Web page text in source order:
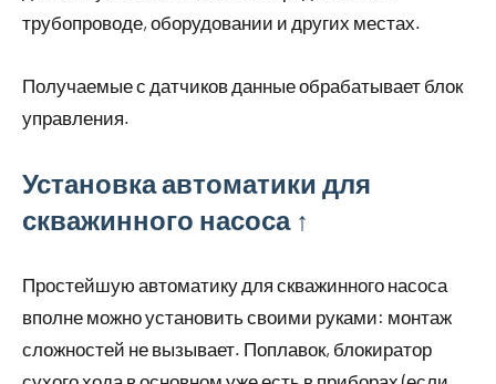
трубопроводе, оборудовании и других местах.
Получаемые с датчиков данные обрабатывает блок
управления.
Установка автоматики для
скважинного насоса ↑
Простейшую автоматику для скважинного насоса
вполне можно установить своими руками: монтаж
сложностей не вызывает. Поплавок, блокиратор